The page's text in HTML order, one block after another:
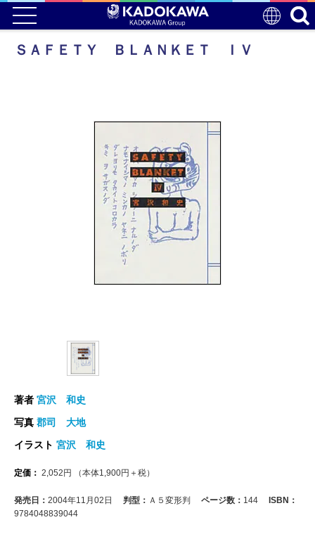
ＳＡＦＥＴＹ ＢＬＡＮＫＥＴ ＩＶ
著者 宮沢 和史
写真 郡司 大地
イラスト 宮沢 和史
定価： 2,052 円 （本体1,900円＋税）
発売日： 2004年11月02日 判型： Ａ５変形判 ページ数： 144
ISBN：
9784048839044